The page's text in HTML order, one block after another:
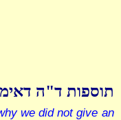
תוספות ד"ה
we did not give an